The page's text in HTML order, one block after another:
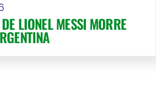
LIONEL MESSI MORRE